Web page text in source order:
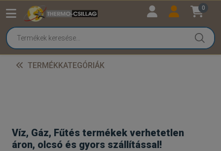
0
TERMÉKKATEGÓRIÁK
Víz, Gáz, Fűtés termékek verhetetlen
áron, olcsó és gyors szállítással!